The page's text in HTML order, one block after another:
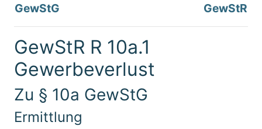
GewStG
GewStR
GewStR R 10a.1
Gewerbeverlust
Zu § 10a GewStG
Ermittlung